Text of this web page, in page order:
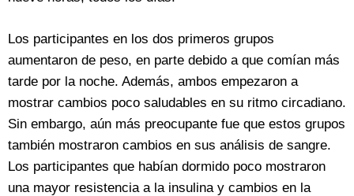
Los participantes en los dos primeros grupos
aumentaron de peso, en parte debido a que comían más
tarde por la noche. Además, ambos empezaron a
mostrar cambios poco saludables en su ritmo circadiano.
Sin embargo, aún más preocupante fue que estos grupos
también mostraron cambios en sus análisis de sangre.
Los participantes que habían dormido poco mostraron
una mayor resistencia a la insulina y cambios en la